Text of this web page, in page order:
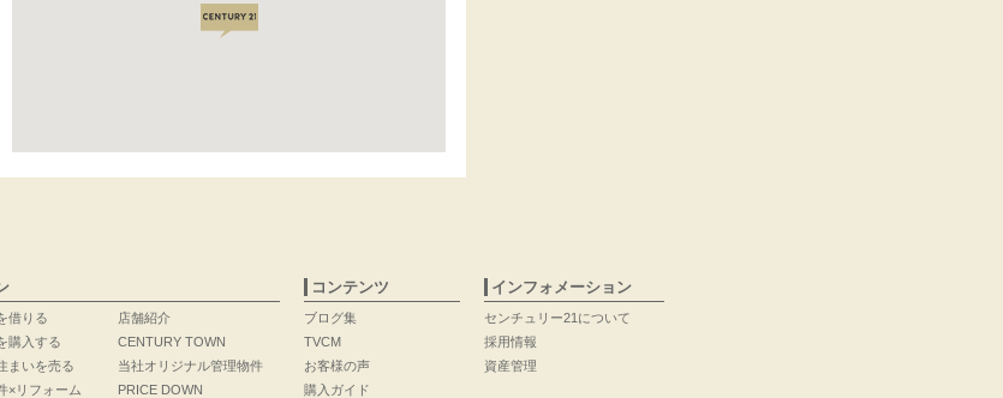
借りる
購入する
まいを売る
×リフォーム
店舗紹介
CENTURY TOWN
当社オリジナル管理物件
PRICE DOWN
コンテンツ
ブログ集
TVCM
お客様の声
購入ガイド
インフォメーション
センチュリー21について
採用情報
資産管理